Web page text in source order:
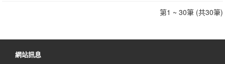
第1 ~ 30筆 (共30筆)
網站訊息